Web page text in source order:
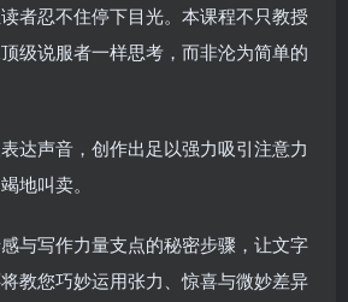
者忍不住停下目光。本课程不只教授
级说服者一样思考，而非沦为简单的
达声音，创作出足以强力吸引注意力
地叫卖。
与写作力量支点的秘密步骤，让文字
教您巧妙运用张力、惊喜与微妙差异